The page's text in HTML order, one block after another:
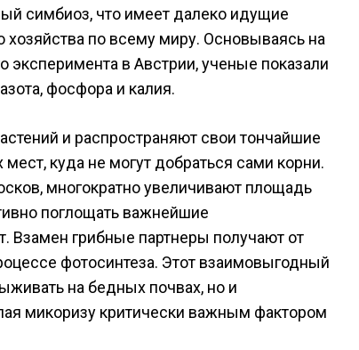
симбиоз, что имеет далеко идущие
хозяйства по всему миру. Основываясь на
эксперимента в Австрии, ученые показали
фосфора и калия.
и распространяют свои тончайшие
мест, куда не могут добраться сами корни.
многократно увеличивают площадь
поглощать важнейшие
Взамен грибные партнеры получают от
фотосинтеза. Этот взаимовыгодный
на бедных почвах, но и
микоризу критически важным фактором